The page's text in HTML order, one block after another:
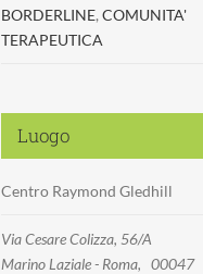
BORDERLINE, COMUNITA'
TERAPEUTICA
Luogo
Centro Raymond Gledhill
Via Cesare Colizza, 56/A
Marino Laziale - Roma, 00047